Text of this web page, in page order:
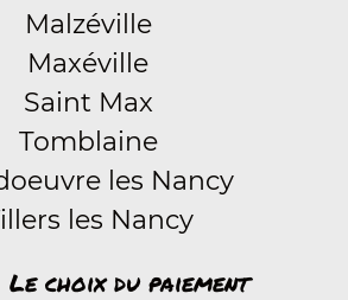
Malzéville
Maxéville
Saint Max
Tomblaine
les Nancy
les Nancy
Le choix du paiement